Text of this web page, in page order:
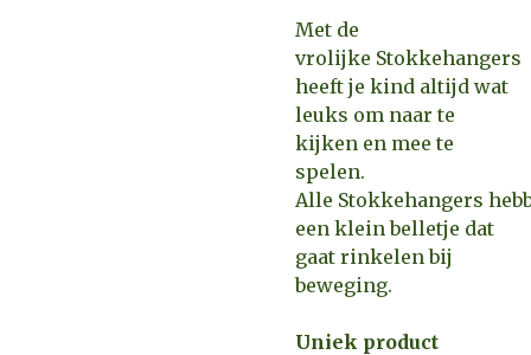
Met de
vrolijke Stokkehangers
heeft je kind altijd wat
leuks om naar te
kijken en mee te
spelen.
Alle Stokkehangers
een klein belletje dat
gaat rinkelen bij
beweging.
Uniek product